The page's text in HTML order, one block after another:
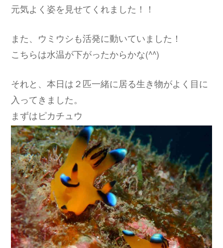
元気よく姿を見せてくれました！！
また、ウミウシも活発に動いていました！
こちらは水温が下がったからかな(^^)
それと、本日は２匹一緒に居る生き物がよく目に
入ってきました。
まずはピカチュウ